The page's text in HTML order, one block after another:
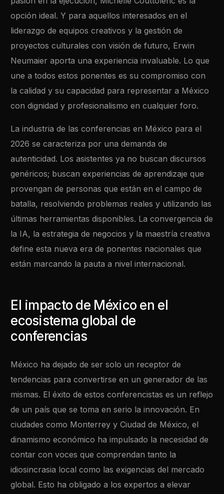
opción ideal. Y para aquellos interesados en el
liderazgo de equipos creativos y la gestión de
proyectos culturales con visión de futuro, Erwin
Neumaier aporta una experiencia invaluable. Lo que
une a todos estos ponentes es su compromiso con
la calidad y su capacidad para representar a México
con dignidad y profesionalismo en cualquier foro.
La industria de las conferencias en México para el
2026 se caracteriza por una demanda de
autenticidad. Los asistentes ya no buscan discursos
genéricos; buscan experiencias de aprendizaje que
provengan de personas que están en el campo de
batalla, resolviendo problemas reales y utilizando las
últimas herramientas disponibles. La convergencia de
la IA, la estrategia de negocios y la maestría creativa
define esta nueva era de ponentes nacionales que
están marcando la pauta a nivel internacional.
El impacto de México en el
ecosistema global de
conferencias
México ha dejado de ser solo un receptor de
tendencias para convertirse en un generador de las
mismas. El éxito de estos conferencistas es un reflejo
de un país que se toma en serio la innovación. En
ciudades como Monterrey y Ciudad de México, el
dinamismo económico ha impulsado la necesidad de
contar con voces que comprendan tanto la
idiosincrasia local como las exigencias del mercado
global. Esto ha obligado a los expertos a elevar